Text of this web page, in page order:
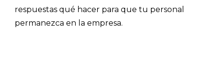
respuestas qué hacer para que tu personal
permanezca en la empresa.